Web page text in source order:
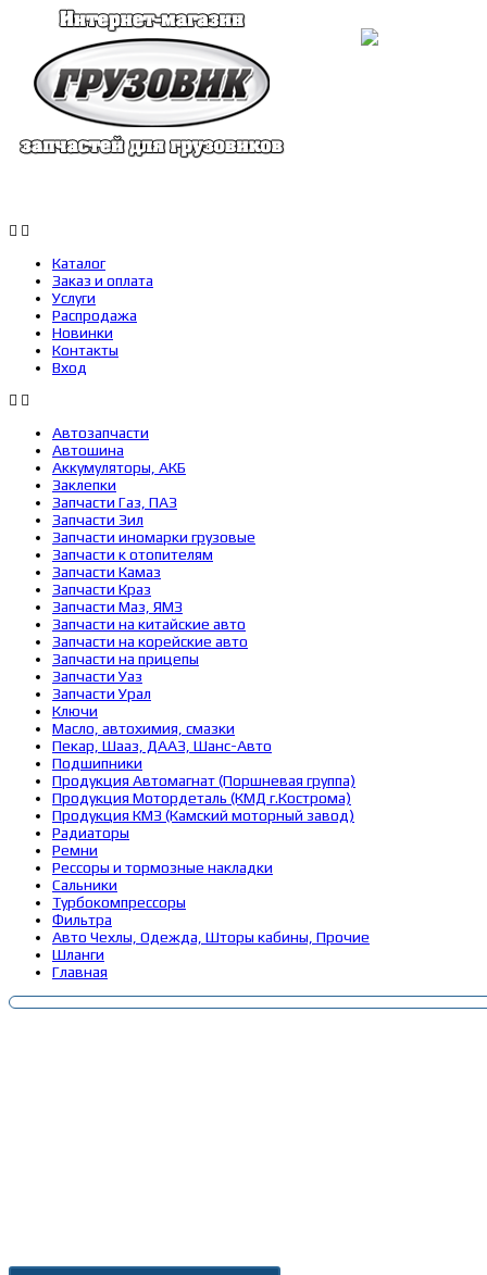
Каталог
Заказ и оплата
Услуги
Распродажа
Новинки
Контакты
Вход
Автозапчасти
Автошина
Аккумуляторы, АКБ
Заклепки
Запчасти Газ, ПАЗ
Запчасти Зил
Запчасти иномарки грузовые
Запчасти к отопителям
Запчасти Камаз
Запчасти Краз
Запчасти Маз, ЯМЗ
Запчасти на китайские авто
Запчасти на корейские авто
Запчасти на прицепы
Запчасти Уаз
Запчасти Урал
Ключи
Масло, автохимия, смазки
Пекар, Шааз, ДААЗ, Шанс-Авто
Подшипники
Продукция Автомагнат (Поршневая группа)
Продукция Мотордеталь (КМД г.Кострома)
Продукция КМЗ (Камский моторный завод)
Радиаторы
Ремни
Рессоры и тормозные накладки
Сальники
Турбокомпрессоры
Фильтра
Авто Чехлы, Одежда, Шторы кабины, Прочие
Шланги
Главная